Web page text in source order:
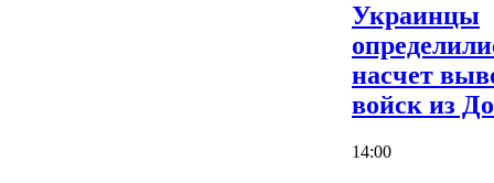
Украинцы
насчет
войск из
14:00